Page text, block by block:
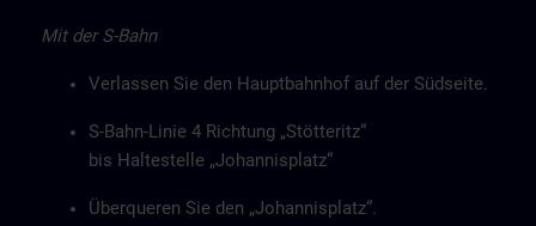
Mit der S-Bahn
Verlassen Sie den Hauptbahnhof auf der Südseite.
S-Bahn-Linie 4 Richtung „Stötteritz“
bis Haltestelle „Johannisplatz“
Überqueren Sie den „Johannisplatz“.